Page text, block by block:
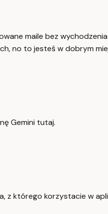
maile bez
no to jesteś w dobrym
Gemini tutaj.
z którego korzystacie w